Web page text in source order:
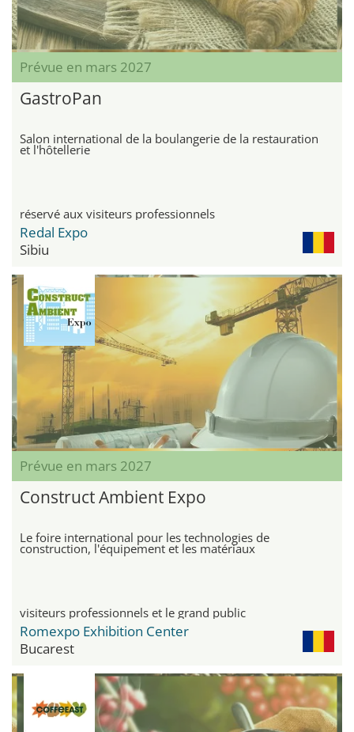
Prévue en mars 2027
GastroPan
Salon international de la boulangerie de la restauration
et l'hôtellerie
réservé aux visiteurs professionnels
Redal Expo
Sibiu
Prévue en mars 2027
Construct Ambient Expo
Le foire international pour les technologies de
construction, l'équipement et les matériaux
visiteurs professionnels et le grand public
Romexpo Exhibition Center
Bucarest